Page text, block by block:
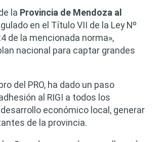
la Provincia de Mendoza al
en el Título VII de la Ley Nº
de la mencionada norma»,
nacional para captar grandes
del PRO, ha dado un paso
al RIGI a todos los
económico local, generar
de la provincia.